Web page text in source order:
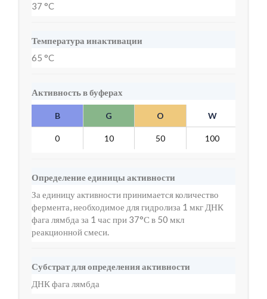
37 °C
Температура инактивации
65 °C
Активность в буферах
B G O W
0 10 50 100
Определение единицы активности
За единицу активности принимается количество
фермента, необходимое для гидролиза 1 мкг ДНК
фага лямбда за 1 час при 37°С в 50 мкл
реакционной смеси.
Субстрат для определения активности
ДНК фага лямбда